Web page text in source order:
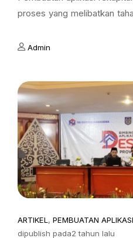
proses yang melibatkan
Admin
ARTIKEL , PEMBUATAN
dipublish pada2 tahun lalu